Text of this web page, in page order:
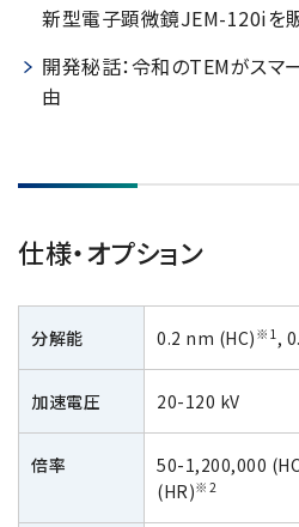
新型電子顕微鏡JEM-120iを
開発秘話：令和のTEMがスマ
由
仕様・オプション
分解能 0.2 nm (HC) ※1 ,
加速電圧 20-120 kV
倍率 50-1,200,000
(HR)※2